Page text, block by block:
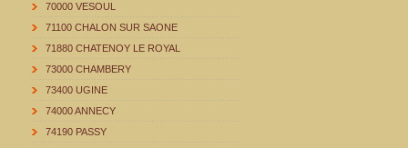
70000 VESOUL
71100 CHALON SUR SAONE
71880 CHATENOY LE ROYAL
73000 CHAMBERY
73400 UGINE
74000 ANNECY
74190 PASSY